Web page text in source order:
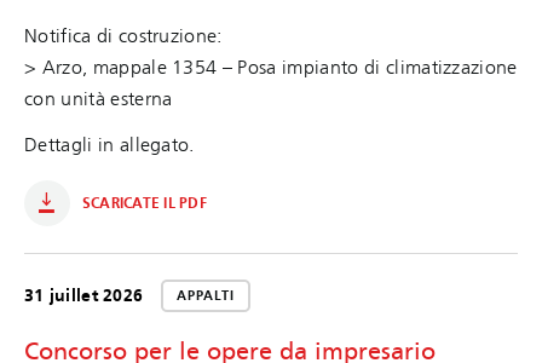
Notifica di costruzione:
> Arzo, mappale 1354 – Posa impianto di climatizzazione
con unità esterna
Dettagli in allegato.
SCARICATE IL PDF
31 juillet 2026 APPALTI
Concorso per le opere da impresario